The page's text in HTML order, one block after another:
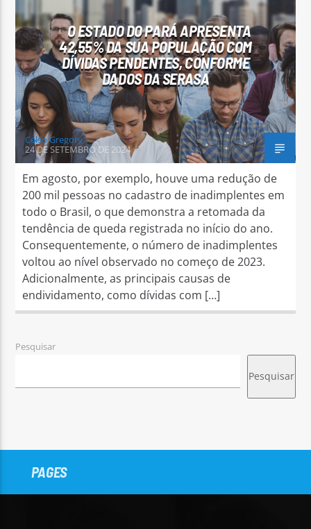
Arara Azul FM
O ESTADO DO PARÁ APRESENTA
42,55% DA SUA POPULAÇÃO COM
DÍVIDAS PENDENTES, CONFORME
DADOS DA SERASA
Celso Gregory
24 DE SETEMBRO DE 2024
Em agosto, por exemplo, houve uma redução de
200 mil pessoas no cadastro de inadimplentes em
todo o Brasil, o que demonstra a retomada da
tendência de queda registrada no início do ano.
Consequentemente, o número de inadimplentes
voltou ao nível observado no começo de 2023.
Adicionalmente, as principais causas de
endividamento, como dívidas com […]
Pesquisar
Pesquisar
PAGES